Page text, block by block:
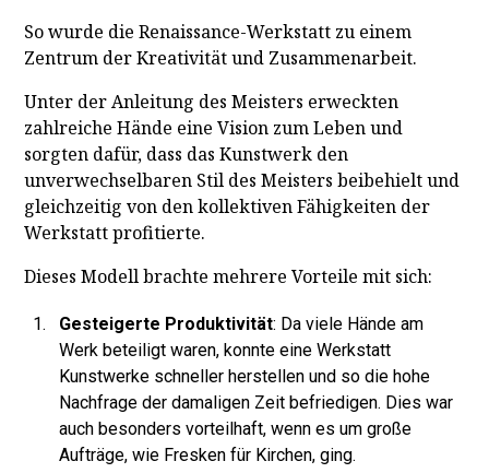
So wurde die Renaissance-Werkstatt zu einem
Zentrum der Kreativität und Zusammenarbeit.
Unter der Anleitung des Meisters erweckten
zahlreiche Hände eine Vision zum Leben und
sorgten dafür, dass das Kunstwerk den
unverwechselbaren Stil des Meisters beibehielt und
gleichzeitig von den kollektiven Fähigkeiten der
Werkstatt profitierte.
Dieses Modell brachte mehrere Vorteile mit sich:
Gesteigerte Produktivität: Da viele Hände am
Werk beteiligt waren, konnte eine Werkstatt
Kunstwerke schneller herstellen und so die hohe
Nachfrage der damaligen Zeit befriedigen. Dies war
auch besonders vorteilhaft, wenn es um große
Aufträge, wie Fresken für Kirchen, ging.